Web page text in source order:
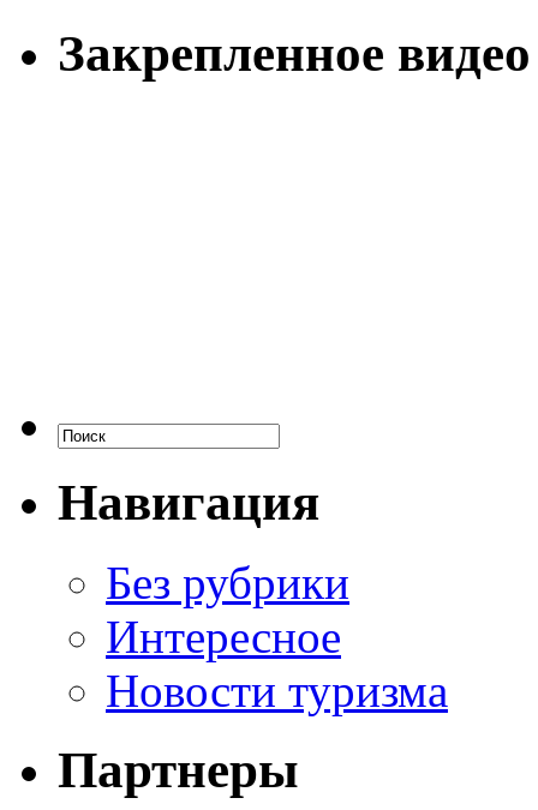
Закрепленное видео
Навигация
Без рубрики
Интересное
Новости туризма
Партнеры